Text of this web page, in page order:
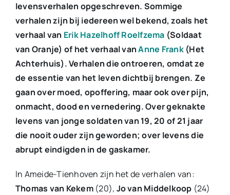
levensverhalen opgeschreven. Sommige
verhalen zijn bij iedereen wel bekend, zoals het
verhaal van Erik Hazelhoff Roelfzema (Soldaat
van Oranje) of het verhaal vanAnne Frank(Het
Achterhuis). Verhalen die ontroeren, omdat ze
de essentie van het leven dichtbij brengen. Ze
gaan over moed, opoffering, maar ook over pijn,
onmacht, dood en vernedering. Over geknakte
levens van jonge soldaten van 19, 20 of 21 jaar
die nooit ouder zijn geworden; over levens die
abrupt eindigden in de gaskamer.
ln Ameide-Tienhoven zijn het de verhalen van:
Thomas van Kekem(20), Jo van Middelkoop (24)